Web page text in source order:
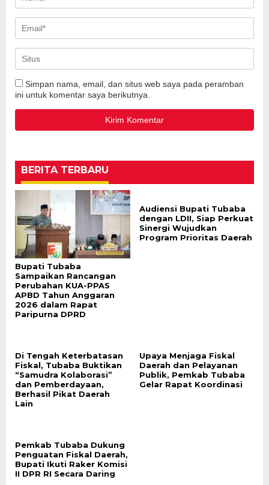
Simpan nama, email, dan situs web saya pada peramban
ini untuk komentar saya berikutnya.
BERITA TERBARU
Bupati Tubaba
Sampaikan Rancangan
Perubahan KUA-PPAS
APBD Tahun Anggaran
2026 dalam Rapat
Paripurna DPRD
Audiensi Bupati Tubaba
dengan LDII, Siap Perkuat
Sinergi Wujudkan
Program Prioritas Daerah
Di Tengah Keterbatasan
Fiskal, Tubaba Buktikan
“Samudra Kolaborasi”
dan Pemberdayaan,
Berhasil Pikat Daerah
Lain
Upaya Menjaga Fiskal
Daerah dan Pelayanan
Publik, Pemkab Tubaba
Gelar Rapat Koordinasi
Pemkab Tubaba Dukung
Penguatan Fiskal Daerah,
Bupati Ikuti Raker Komisi
II DPR RI Secara Daring